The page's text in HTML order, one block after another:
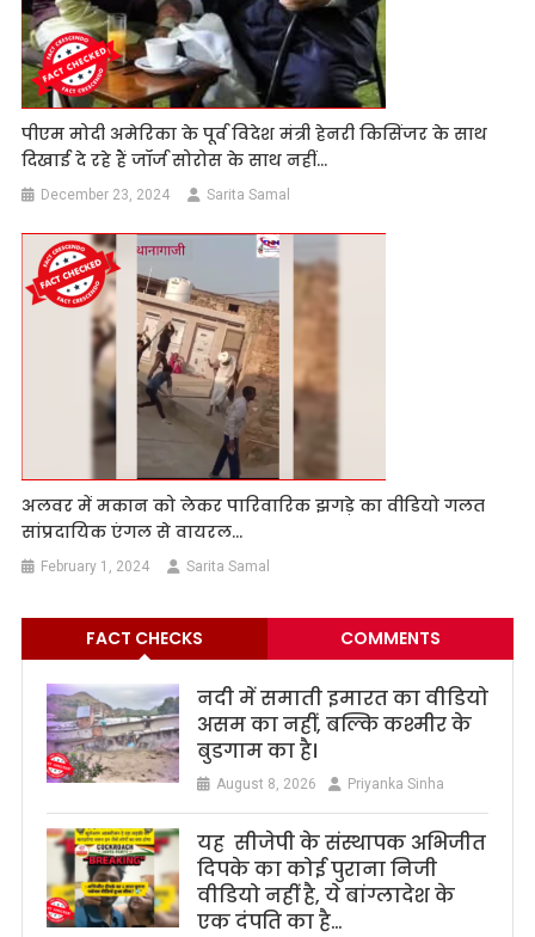
पीएम मोदी अमेरिका के पूर्व विदेश मंत्री हेनरी किसिंजर के साथ
दिखाई दे रहे हैं जॉर्ज सोरोस के साथ नहीं…
December 23, 2024 Sarita Samal
अलवर में मकान को लेकर पारिवारिक झगड़े का वीडियो गलत
सांप्रदायिक एंगल से वायरल…
February 1, 2024 Sarita Samal
FACT CHECKS COMMENTS
नदी में समाती इमारत का वीडियो
असम का नहीं, बल्कि कश्मीर के
बुडगाम का है।
August 8, 2026 Priyanka Sinha
यह सीजेपी के संस्थापक अभिजीत
दिपके का कोई पुराना निजी
वीडियो नहीं है, ये बांग्लादेश के
एक दंपति का है…